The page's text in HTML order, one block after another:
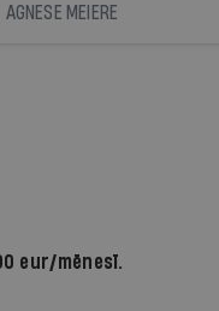
izaugt līdz
AGNESE MEIERE
eur/mēnesī.